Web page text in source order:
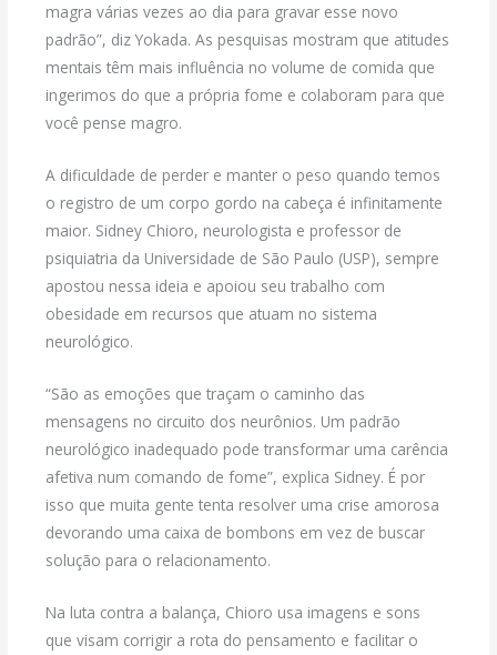
magra várias vezes ao dia para gravar esse novo
padrão”, diz Yokada. As pesquisas mostram que atitudes
mentais têm mais influência no volume de comida que
ingerimos do que a própria fome e colaboram para que
você pense magro.
A dificuldade de perder e manter o peso quando temos
o registro de um corpo gordo na cabeça é infinitamente
maior. Sidney Chioro, neurologista e professor de
psiquiatria da Universidade de São Paulo (USP), sempre
apostou nessa ideia e apoiou seu trabalho com
obesidade em recursos que atuam no sistema
neurológico.
“São as emoções que traçam o caminho das
mensagens no circuito dos neurônios. Um padrão
neurológico inadequado pode transformar uma carência
afetiva num comando de fome”, explica Sidney. É por
isso que muita gente tenta resolver uma crise amorosa
devorando uma caixa de bombons em vez de buscar
solução para o relacionamento.
Na luta contra a balança, Chioro usa imagens e sons
que visam corrigir a rota do pensamento e facilitar o